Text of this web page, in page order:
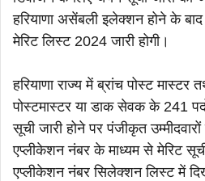
हरियाणा असेंबली इलेक्शन होने के बाद
मेरिट लिस्ट 2024 जारी होगी।
हरियाणा राज्य में ब्रांच पोस्ट मास्टर
पोस्टमास्टर या डाक सेवक के 241
सूची जारी होने पर पंजीकृत
एप्लीकेशन नंबर के माध्यम से मेरिट
एप्लीकेशन नंबर सिलेक्शन लिस्ट में